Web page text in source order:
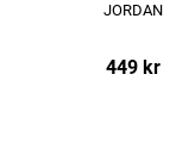
JORDAN
449 kr